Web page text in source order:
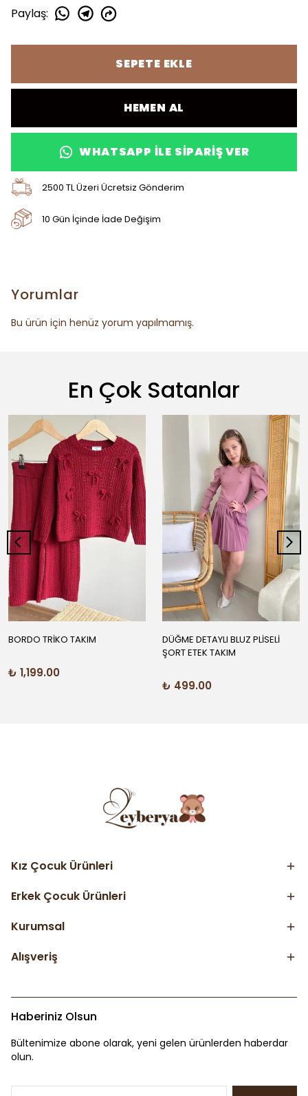
Paylaş:
SEPETE EKLE
HEMEN AL
WHATSAPP ILE SIPARIŞ VER
2500 TL Üzeri Ücretsiz Gönderim
10 Gün İçinde İade Değişim
Yorumlar
Bu ürün için henüz yorum yapılmamış.
En Çok Satanlar
BORDO TRİKO TAKIM
₺ 1,199.00
DÜĞME DETAYLI BLUZ PLİSELİ
ŞORT ETEK TAKIM
₺ 499.00
Kız Çocuk Ürünleri
Erkek Çocuk Ürünleri
Kurumsal
Alışveriş
Haberiniz Olsun
Bültenimize abone olarak, yeni gelen ürünlerden haberdar
olun.